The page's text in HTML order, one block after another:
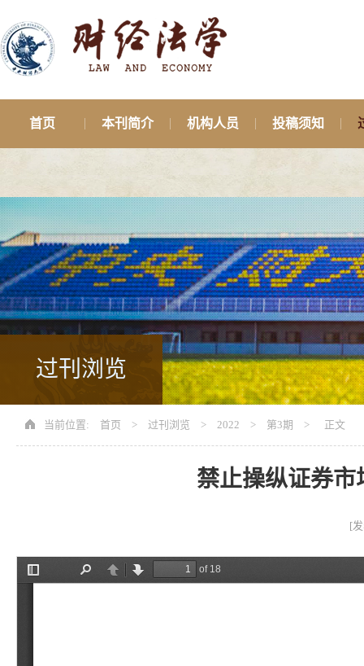
首页 本刊简介 机构人员 投稿须知
过刊浏览
当前位置: 首页 > 过刊浏览 > 2022 > 第3期 > 正文
禁止操纵证券
[